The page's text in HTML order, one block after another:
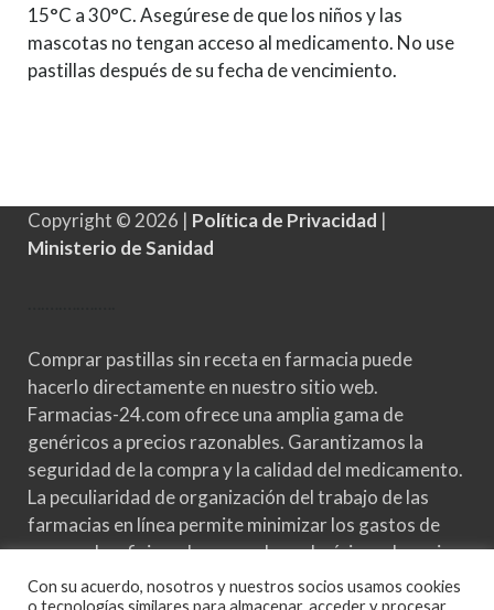
15°C a 30°C. Asegúrese de que los niños y las
mascotas no tengan acceso al medicamento. No use
pastillas después de su fecha de vencimiento.
Copyright © 2026 | Política de Privacidad |
Ministerio de Sanidad
Comprar pastillas sin receta en farmacia puede
hacerlo directamente en nuestro sitio web.
Farmacias-24.com ofrece una amplia gama de
genéricos a precios razonables. Garantizamos la
seguridad de la compra y la calidad del medicamento.
La peculiaridad de organización del trabajo de las
farmacias en línea permite minimizar los gastos de
personal y oficinas, lo que reduce al mínimo el precio
de los medicamentos. Si su objetivo es comprar un
Con su acuerdo, nosotros y nuestros socios usamos cookies
o tecnologías similares para almacenar, acceder y procesar